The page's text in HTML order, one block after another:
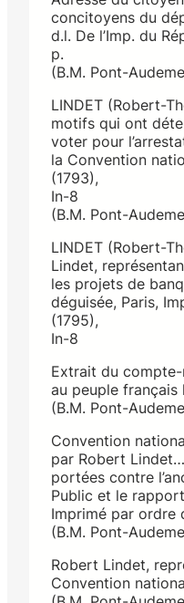
concitoyens du
d.l. De l’Imp. du
p.
(B.M. Pont-
LINDET (Robert-
motifs qui ont
voter pour
la Convention
(1793),
In-8
(B.M. Pont-
LINDET (Robert-
Lindet,
les projets de
déguisée, Paris,
(1795),
In-8
Extrait du
au peuple français
(B.M. Pont-
Convention
par Robert
portées contre
Public et le
Imprimé par ordre
(B.M. Pont-
Robert Lindet,
Convention